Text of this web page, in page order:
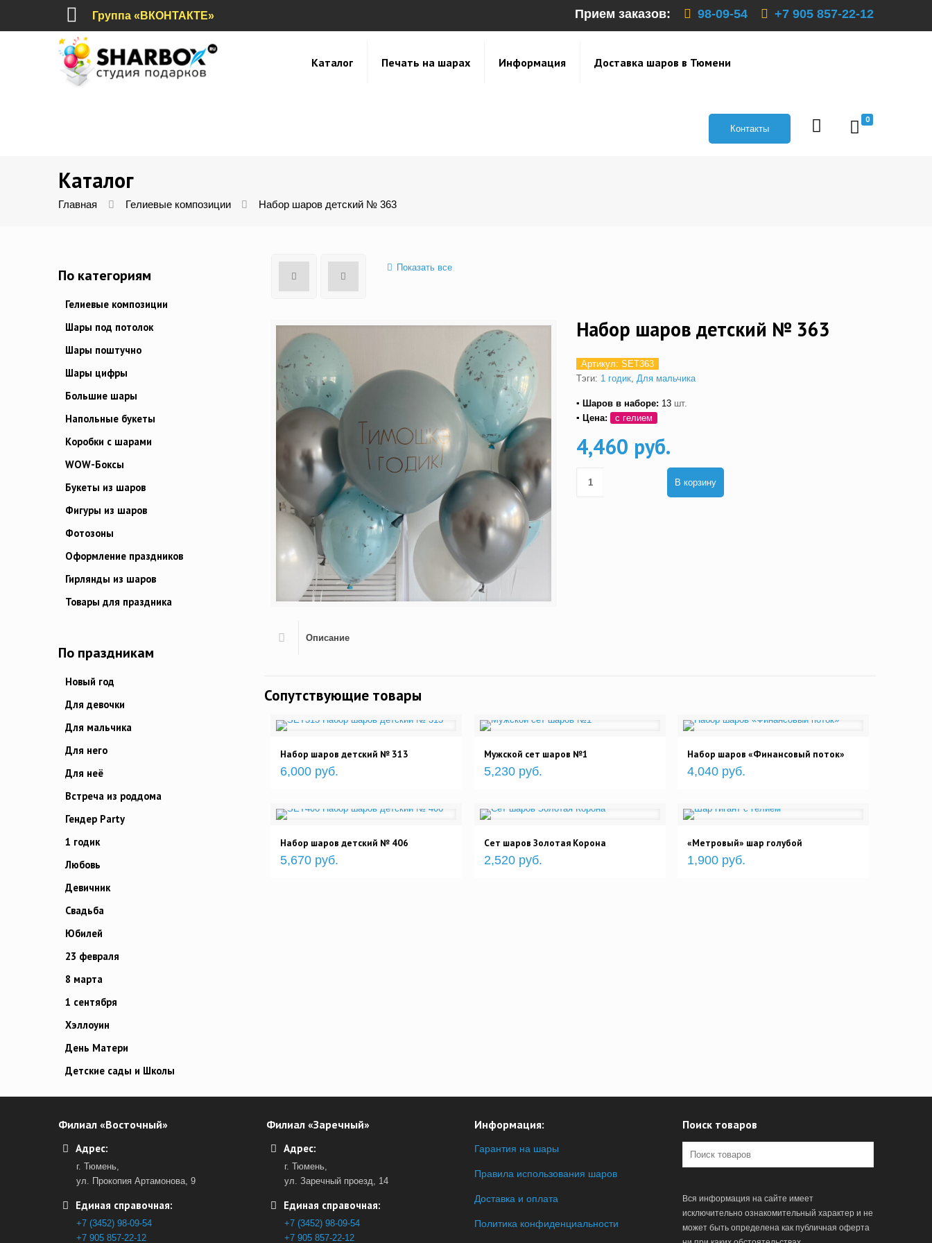
Прием заказов: 98-09-54 +7 905 857-22-12
Группа «ВКОНТАКТЕ»
Каталог Печать на шарах Информация Доставка шаров в Тюмени
0
Контакты
Каталог
Главная Гелиевые композиции Набор шаров детский № 363
Показать все
Набор шаров детский № 363
Артикул: SET363
Тэги: 1 годик, Для мальчика
▪ Шаров в наборе: 13 шт.
▪ Цена:
с гелием
4,460 руб.
В корзину
Описание
Сопутствующие товары
Набор шаров детский № 313
6,000 руб.
Мужской сет шаров №1
5,230 руб.
Набор шаров «Финансовый поток»
4,040 руб.
Набор шаров детский № 406
5,670 руб.
Сет шаров Золотая Корона
2,520 руб.
«Метровый» шар голубой
1,900 руб.
По категориям
Гелиевые композиции
Шары под потолок
Шары поштучно
Шары цифры
Большие шары
Напольные букеты
Коробки с шарами
WOW-Боксы
Букеты из шаров
Фигуры из шаров
Фотозоны
Оформление праздников
Гирлянды из шаров
Товары для праздника
По праздникам
Новый год
Для девочки
Для мальчика
Для него
Для неё
Встреча из роддома
Гендер Party
1 годик
Любовь
Девичник
Свадьба
Юбилей
23 февраля
8 марта
1 сентября
Хэллоуин
День Матери
Детские сады и Школы
Филиал «Восточный»
Адрес:
г. Тюмень,
ул. Прокопия Артамонова, 9
Единая справочная:
+7 (3452) 98-09-54
+7 905 857-22-12
Филиал «Заречный»
Адрес:
г. Тюмень,
ул. Заречный проезд, 14
Единая справочная:
+7 (3452) 98-09-54
+7 905 857-22-12
Информация:
Гарантия на шары
Правила использования шаров
Доставка и оплата
Политика конфиденциальности
Поиск товаров
Вся информация на сайте имеет
исключительно ознакомительный характер и не
может быть определена как публичная оферта